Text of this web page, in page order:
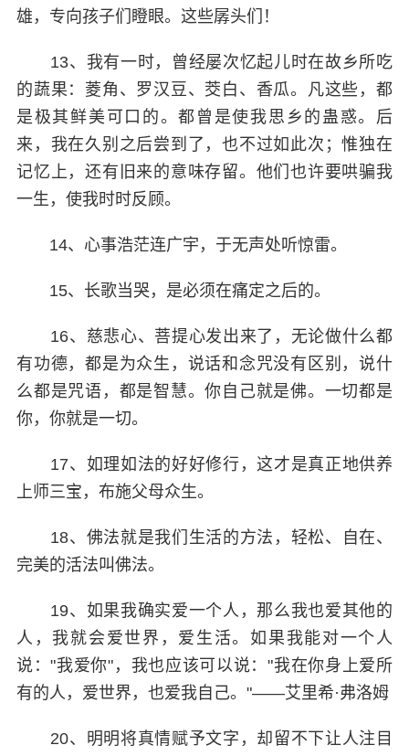
雄，专向孩子们瞪眼。这些孱头们！
13、我有一时，曾经屡次忆起儿时在故乡所吃
的蔬果：菱角、罗汉豆、茭白、香瓜。凡这些，都
是极其鲜美可口的。都曾是使我思乡的蛊惑。后
来，我在久别之后尝到了，也不过如此次；惟独在
记忆上，还有旧来的意味存留。他们也许要哄骗我
一生，使我时时反顾。
14、心事浩茫连广宇，于无声处听惊雷。
15、长歌当哭，是必须在痛定之后的。
16、慈悲心、菩提心发出来了，无论做什么都
有功德，都是为众生，说话和念咒没有区别，说什
么都是咒语，都是智慧。你自己就是佛。一切都是
你，你就是一切。
17、如理如法的好好修行，这才是真正地供养
上师三宝，布施父母众生。
18、佛法就是我们生活的方法，轻松、自在、
完美的活法叫佛法。
19、如果我确实爱一个人，那么我也爱其他的
人，我就会爱世界，爱生活。如果我能对一个人
说："我爱你"，我也应该可以说："我在你身上爱所
有的人，爱世界，也爱我自己。"——艾里希·弗洛姆
20、明明将真情赋予文字，却留不下让人注目